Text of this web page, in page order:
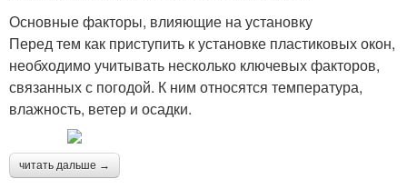
Основные факторы, влияющие на установку
Перед тем как приступить к установке пластиковых окон,
необходимо учитывать несколько ключевых факторов,
связанных с погодой. К ним относятся температура,
влажность, ветер и осадки.
читать дальше →